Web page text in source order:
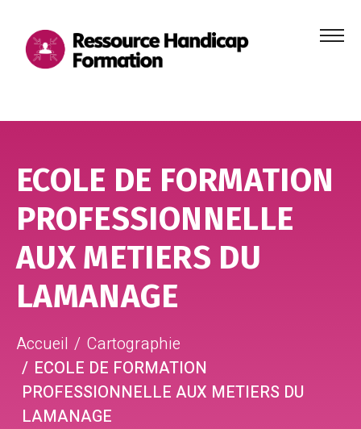
Menu
ECOLE DE FORMATION
PROFESSIONNELLE
AUX METIERS DU
LAMANAGE
Accueil
Cartographie
ECOLE DE FORMATION
PROFESSIONNELLE AUX METIERS DU
LAMANAGE